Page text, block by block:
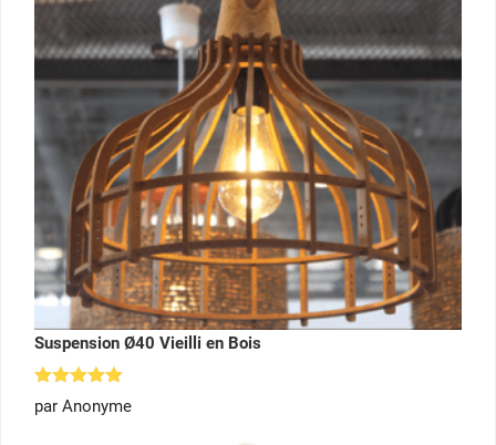
Suspension Ø40 Vieilli en Bois
Note
sur 5
par Anonyme